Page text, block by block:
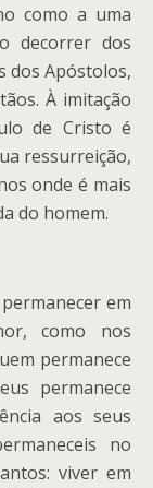
como a uma
decorrer dos
dos Apóstolos,
À imitação
de Cristo é
ressurreição,
onde é mais
do homem.
em
como nos
permanece
permanece
aos seus
no
viver em